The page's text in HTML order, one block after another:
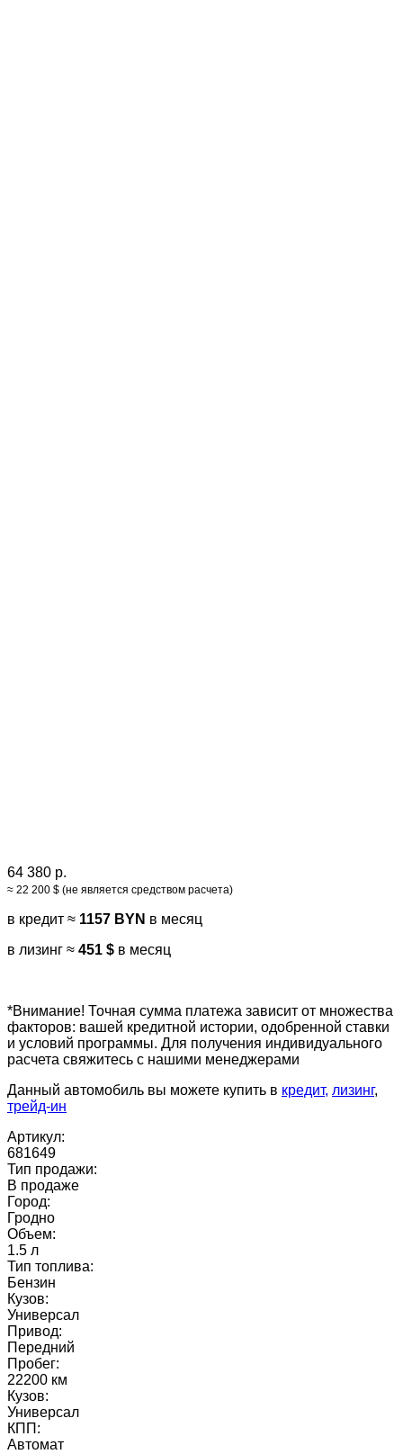
64 380 р.
≈ 22 200 $ (не является средством расчета)
в кредит ≈ 1157 BYN в месяц
в лизинг ≈ 451 $ в месяц
*Внимание! Точная сумма платежа зависит от множества
факторов: вашей кредитной истории, одобренной ставки
и условий программы. Для получения индивидуального
расчета свяжитесь с нашими менеджерами
Данный автомобиль вы можете купить в кредит, лизинг,
трейд-ин
Артикул:
681649
Тип продажи:
В продаже
Город:
Гродно
Объем:
1.5 л
Тип топлива:
Бензин
Кузов:
Универсал
Привод:
Передний
Пробег:
22200 км
Кузов:
Универсал
КПП:
Автомат